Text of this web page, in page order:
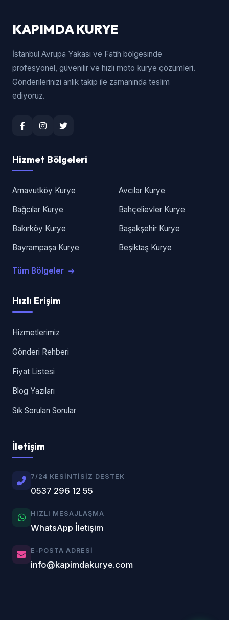
KAPIMDA KURYE
İstanbul Avrupa Yakası ve Fatih bölgesinde
profesyonel, güvenilir ve hızlı moto kurye çözümleri.
Gönderilerinizi anlık takip ile zamanında teslim
ediyoruz.
Hizmet Bölgeleri
Arnavutköy Kurye
Avcılar Kurye
Bağcılar Kurye
Bahçelievler Kurye
Bakırköy Kurye
Başakşehir Kurye
Bayrampaşa Kurye
Beşiktaş Kurye
Tüm Bölgeler
Hızlı Erişim
Hizmetlerimiz
Gönderi Rehberi
Fiyat Listesi
Blog Yazıları
Sık Sorulan Sorular
İletişim
7/24 KESINTISIZ DESTEK
0537 296 12 55
HIZLI MESAJLAŞMA
WhatsApp İletişim
E-POSTA ADRESI
info@kapimdakurye.com